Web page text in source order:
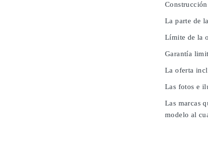
La parte de
Límite de la
Garantía
La oferta
Las fotos e
Las marcas
modelo al